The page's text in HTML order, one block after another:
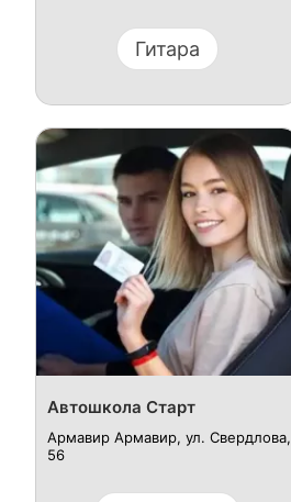
Гитара
Автошкола Старт
Армавир Армавир, ул. Свердлова,
56